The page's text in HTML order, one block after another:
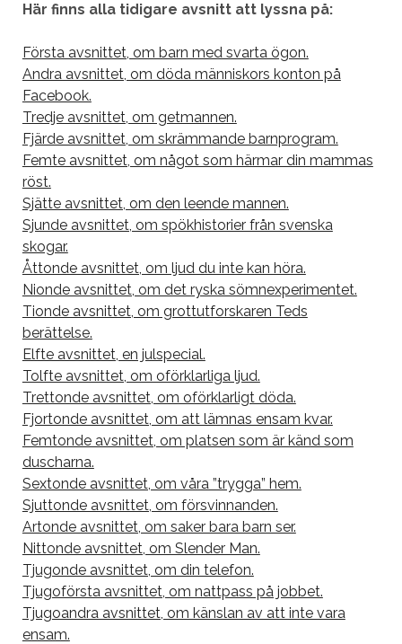
Här finns alla tidigare avsnitt att lyssna på:
Första avsnittet, om barn med svarta ögon.
Andra avsnittet, om döda människors konton på
Facebook.
Tredje avsnittet, om getmannen.
Fjärde avsnittet, om skrämmande barnprogram.
Femte avsnittet, om något som härmar din mammas
röst.
Sjätte avsnittet, om den leende mannen.
Sjunde avsnittet, om spökhistorier från svenska
skogar.
Åttonde avsnittet, om ljud du inte kan höra.
Nionde avsnittet, om det ryska sömnexperimentet.
Tionde avsnittet, om grottutforskaren Teds
berättelse.
Elfte avsnittet, en julspecial.
Tolfte avsnittet, om oförklarliga ljud.
Trettonde avsnittet, om oförklarligt döda.
Fjortonde avsnittet, om att lämnas ensam kvar.
Femtonde avsnittet, om platsen som är känd som
duscharna.
Sextonde avsnittet, om våra ”trygga” hem.
Sjuttonde avsnittet, om försvinnanden.
Artonde avsnittet, om saker bara barn ser.
Nittonde avsnittet, om Slender Man.
Tjugonde avsnittet, om din telefon.
Tjugoförsta avsnittet, om nattpass på jobbet.
Tjugoandra avsnittet, om känslan av att inte vara
ensam.